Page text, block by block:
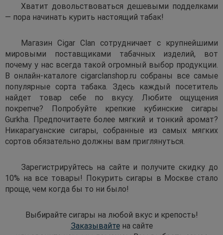
Хватит довольствоваться дешевыми подделками
— пора начинать курить настоящий табак!
Магазин Cigar Clan сотрудничает с крупнейшими
мировыми поставщиками табачных изделий, вот
почему у нас всегда такой огромный выбор продукции.
В онлайн-каталоге cigarclanshop.ru собраны все самые
популярные сорта табака. Здесь каждый посетитель
найдет товар себе по вкусу. Любите ощущения
покрепче? Попробуйте крепкие кубинские сигары
Gurkha. Предпочитаете более мягкий и тонкий аромат?
Никарагуанские сигары, собранные из самых мягких
сортов обязательно должны вам приглянуться.
Зарегистрируйтесь на сайте и получите скидку до
10% на все товары! Покурить сигары в Москве стало
проще, чем когда бы то ни было!
Выбирайте сигары на любой вкус и крепость!
Заказывайтена сайте